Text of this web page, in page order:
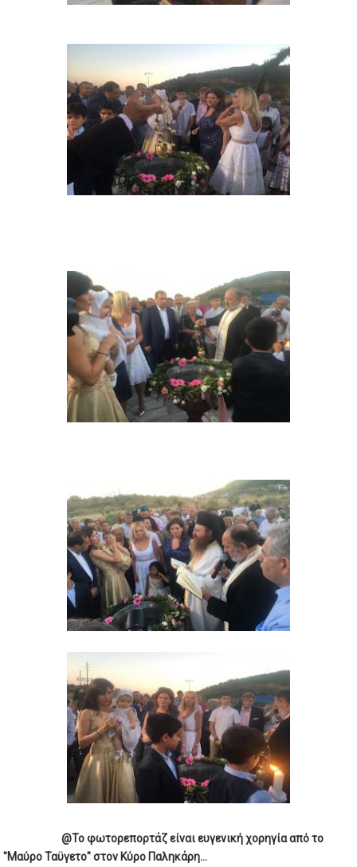
@Το φωτορεπορτάζ είναι ευγενική χορηγία από το
"Μαύρο Ταϋγετο" στον Κύρο Παληκάρη...